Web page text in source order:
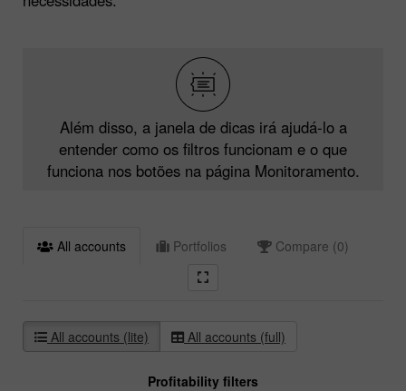
Além disso, a janela de dicas irá ajudá-lo a
entender como os filtros funcionam e o que
funciona nos botões na página Monitoramento.
All accounts Portfolios Compare (0)
All accounts (lite) All accounts (full)
Profitability filters